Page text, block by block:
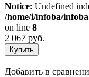
Notice: Undefined
/home/i/infoba/
on line 8
2 067 руб.
Добавить в